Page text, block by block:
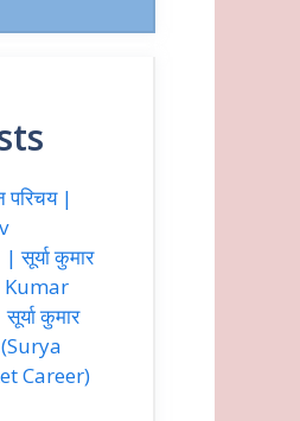
परिचय |
कुमार
Kumar
कुमार
(Surya
Career)